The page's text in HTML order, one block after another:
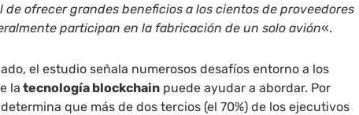
de ofrecer grandes beneficios a los cientos de proveedores
participan en la fabricación de un solo avión«.
el estudio señala numerosos desafíos entorno a los
la tecnología blockchain puede ayudar a abordar. Por
que más de dos tercios (el 70%) de los ejecutivos